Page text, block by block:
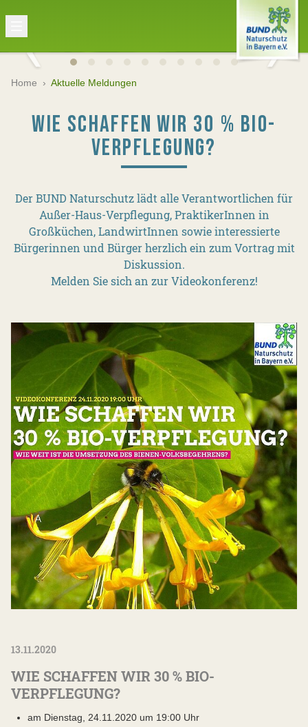
Home › Aktuelle Meldungen
WIE SCHAFFEN WIR 30 % BIO-
VERPFLEGUNG?
Der BUND Naturschutz lädt alle Verantwortlichen für
Außer-Haus-Verpflegung, PraktikerInnen in
Großküchen, LandwirtInnen sowie interessierte
Bürgerinnen und Bürger herzlich ein zum Vortrag mit
Diskussion.
Melden Sie sich an zur Videokonferenz!
13.11.2020
WIE SCHAFFEN WIR 30 % BIO-
VERPFLEGUNG?
am Dienstag, 24.11.2020 um 19:00 Uhr